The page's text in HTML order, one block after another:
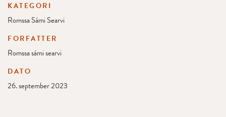
KATEGORI
Romssa Sámi Searvi
FORFATTER
Romssa sámi searvi
DATO
26. september 2023